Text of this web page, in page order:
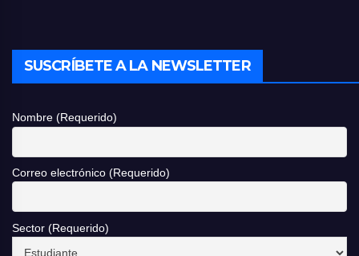
SUSCRÍBETE A LA NEWSLETTER
Nombre (Requerido)
Correo electrónico (Requerido)
Sector (Requerido)